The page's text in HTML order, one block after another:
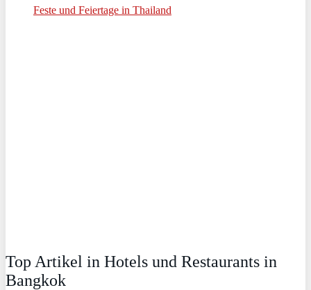
Feste und Feiertage in Thailand
Top Artikel in Hotels und Restaurants in
Bangkok